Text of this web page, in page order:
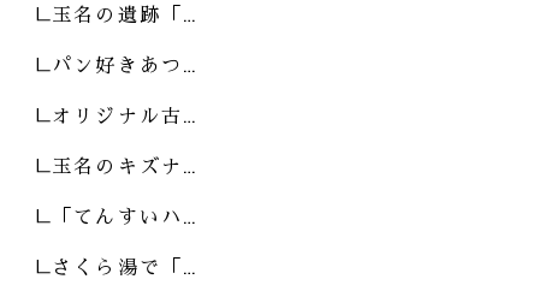
玉名の遺跡「…
パン好きあつ…
オリジナル古…
玉名のキズナ…
「てんすいハ…
さくら湯で「…